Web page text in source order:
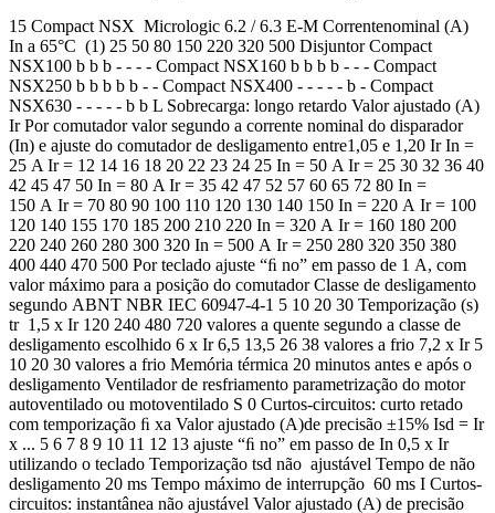
15 Compact NSX Micrologic 6.2 / 6.3 E-M Correntenominal (A)
In a 65°C (1) 25 50 80 150 220 320 500 Disjuntor Compact
NSX100 b b b - - - - Compact NSX160 b b b b - - - Compact
NSX250 b b b b b - - Compact NSX400 - - - - - b - Compact
NSX630 - - - - - b b L Sobrecarga: longo retardo Valor ajustado (A)
Ir Por comutador valor segundo a corrente nominal do disparador
(In) e ajuste do comutador de desligamento entre1,05 e 1,20 Ir In =
25 A Ir = 12 14 16 18 20 22 23 24 25 In = 50 A Ir = 25 30 32 36 40
42 45 47 50 In = 80 A Ir = 35 42 47 52 57 60 65 72 80 In =
150 A Ir = 70 80 90 100 110 120 130 140 150 In = 220 A Ir = 100
120 140 155 170 185 200 210 220 In = 320 A Ir = 160 180 200
220 240 260 280 300 320 In = 500 A Ir = 250 280 320 350 380
400 440 470 500 Por teclado ajuste “ﬁ no” em passo de 1 A, com
valor máximo para a posição do comutador Classe de desligamento
segundo ABNT NBR IEC 60947-4-1 5 10 20 30 Temporização (s)
tr 1,5 x Ir 120 240 480 720 valores a quente segundo a classe de
desligamento escolhido 6 x Ir 6,5 13,5 26 38 valores a frio 7,2 x Ir 5
10 20 30 valores a frio Memória térmica 20 minutos antes e após o
desligamento Ventilador de resfriamento parametrização do motor
autoventilado ou motoventilado S 0 Curtos-circuitos: curto retado
com temporização ﬁ xa Valor ajustado (A)de precisão ±15% Isd = Ir
x ... 5 6 7 8 9 10 11 12 13 ajuste “ﬁ no” em passo de In 0,5 x Ir
utilizando o teclado Temporização tsd não ajustável Tempo de não
desligamento 20 ms Tempo máximo de interrupção 60 ms I Curtos-
circuitos: instantânea não ajustável Valor ajustado (A) de precisão